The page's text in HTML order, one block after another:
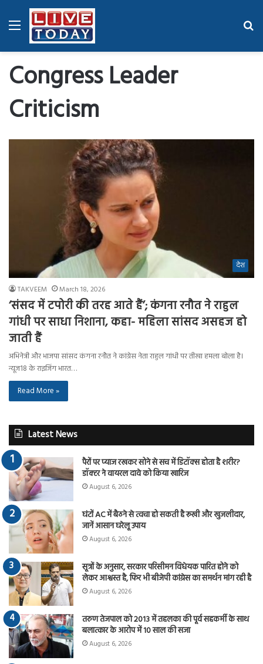
Menu
Congress Leader
Criticism
देश
TAKVEEM March 18, 2026
‘संसद में टपोरी की तरह आते हैं’; कंगना रनौत ने राहुल
गांधी पर साधा निशाना, कहा- महिला सांसद असहज हो
जाती हैं
अभिनेत्री और भाजपा सांसद कंगना रनौत ने कांग्रेस नेता राहुल गांधी पर तीखा हमला बोला है।
न्यूज18 के राइजिंग भारत…
Read More »
Latest News
पैरों पर प्याज रखकर सोने से सच में डिटॉक्स होता है शरीर?
डॉक्टर ने वायरल दावे को किया खारिज
August 6, 2026
घंटों AC में बैठने से त्वचा हो सकती है रूखी और खुजलीदार,
जानें आसान घरेलू उपाय
August 6, 2026
सूत्रों के अनुसार, सरकार परिसीमन विधेयक पारित होने को
लेकर आश्वस्त है, फिर भी बीजेपी कांग्रेस का समर्थन मांग रही है
August 6, 2026
तरुण तेजपाल को 2013 में तहलका की पूर्व सहकर्मी के साथ
बलात्कार के आरोप में 10 साल की सजा
August 6, 2026